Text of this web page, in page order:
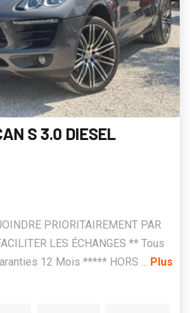
S 3.0 DIESEL
PRIORITAIREMENT PAR
LES ÉCHANGES ** Tous
12 Mois ***** HORS ... Plus